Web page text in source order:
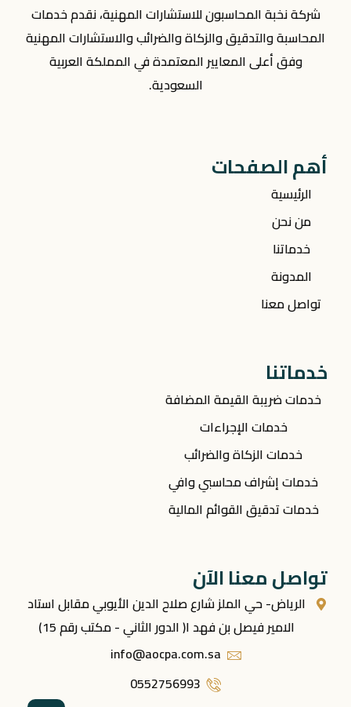
شركة نخبة المحاسبون للاستشارات المهنية، نقدم خدمات
المحاسبة والتدقيق والزكاة والضرائب والاستشارات المهنية
وفق أعلى المعايير المعتمدة في المملكة العربية
السعودية.
أهم الصفحات
الرئيسية
من نحن
خدماتنا
المدونة
تواصل معنا
خدماتنا
خدمات ضريبة القيمة المضافة
خدمات الإجراءات
خدمات الزكاة والضرائب
خدمات إشراف محاسبي وافي
خدمات تدقيق القوائم المالية
تواصل معنا الآن
الرياض- حي الملز شارع صلاح الدين الأيوبي مقابل استاد
الامير فيصل بن فهد ا( الدور الثاني - مكتب رقم 15)
info@aocpa.com.sa
0552756993